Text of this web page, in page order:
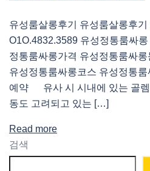
유성룸살롱후기 유성룸살롱후
O1O.4832.3589 유성정통룸싸
정통룸싸롱가격 유성정통룸싸
유성정통룸싸롱코스 유성정통
예약 유사 시 시내에 있는 골렘
동도 고려되고 있는 […]
Read more
검색